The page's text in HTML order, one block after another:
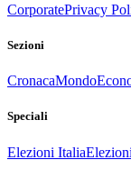
CorporatePrivacy
Sezioni
CronacaMondo
Speciali
Elezioni Italia